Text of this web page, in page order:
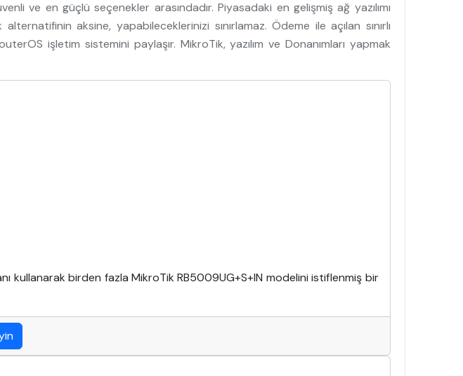
ve en güçlü seçenekler arasındadır. Piyasadaki en gelişmiş ağ yazılımı
aksine, yapabileceklerinizi sınırlamaz. Ödeme ile açılan sınırlı
işletim sistemini paylaşır. MikroTik, yazılım ve Donanımları yapmak
kullanarak birden fazla MikroTik RB5009UG+S+IN modelini istiflenmiş bir